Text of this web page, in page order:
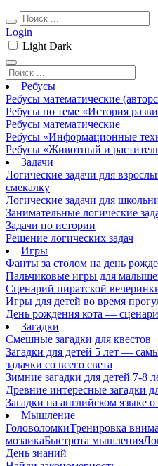
Login
Light Dark
Ребусы
Ребусы математические
Ребусы по теме «История
Ребусы математические
Ребусы «Информационные
Ребусы «Животный и
Задачи
Логические задачи для
смекалку
Логические задачи для
Занимательные логические
Задачи по истории
Решение логических задач
Игры
Фанты за столом на день
Пальчиковые игры для
Сценарий пиратской
Игры для детей во время
День рождения кота —
Загадки
Смешные загадки для квестов
Загадки для детей 5 лет —
задачки со всего света
Зимние загадки для детей 7-8
Древние интересные загадки
Загадки на английском языке
Мышление
ГоловоломкиТренировка
мозаикаБыстрота мышления
День знаний